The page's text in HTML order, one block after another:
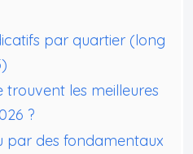
par quartier (long
trouvent les meilleures
?
par des fondamentaux